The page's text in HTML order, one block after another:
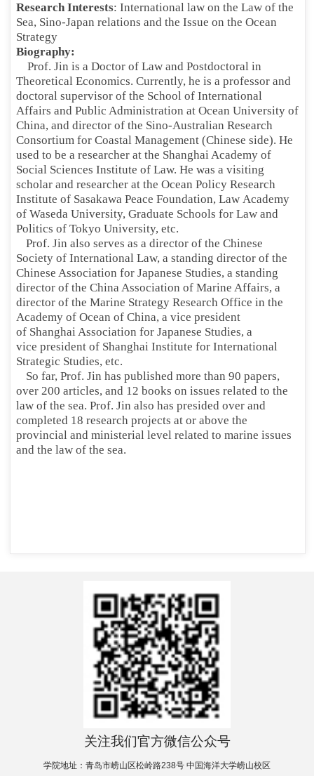
Research Interests: International law on the Law of the
Sea, Sino-Japan relations and the Issue on the Ocean
Strategy
Biography:
Prof. Jin is a Doctor of Law and Postdoctoral in
Theoretical Economics. Currently, he is a professor and
doctoral supervisor of the School of International
Affairs and Public Administration at Ocean University of
China, and director of the Sino-Australian Research
Consortium for Coastal Management (Chinese side). He
used to be a researcher at the Shanghai Academy of
Social Sciences Institute of Law. He was a visiting
scholar and researcher at the Ocean Policy Research
Institute of Sasakawa Peace Foundation, Law Academy
of Waseda University, Graduate Schools for Law and
Politics of Tokyo University, etc.
Prof. Jin also serves as a director of the Chinese
Society of International Law, a standing director of the
Chinese Association for Japanese Studies, a standing
director of the China Association of Marine Affairs, a
director of the Marine Strategy Research Office in the
Academy of Ocean of China, a vice president
of Shanghai Association for Japanese Studies, a
vice president of Shanghai Institute for International
Strategic Studies, etc.
So far, Prof. Jin has published more than 90 papers,
over 200 articles, and 12 books on issues related to the
law of the sea. Prof. Jin also has presided over and
completed 18 research projects at or above the
provincial and ministerial level related to marine issues
and the law of the sea.
关注我们官方微信公众号
学院地址：青岛市崂山区松岭路238号 中国海洋大学崂山校区